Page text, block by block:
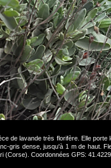
de lavande très florifère. Elle
gris dense, jusqu'à 1 m de haut.
(Corse). Coordonnées GPS: